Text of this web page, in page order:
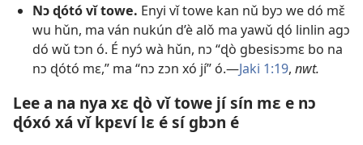
Nɔ ɖótó vǐ towe. Enyi vǐ towe kan nǔ byɔ we dó mɛ̌
wu hǔn, ma ván nukún d’è alǒ ma yawǔ ɖó linlin agɔ
dó wǔ tɔn ó. É nyɔ́ wà hǔn, nɔ “ɖò gbesisɔmɛ bo na
nɔ ɖótó mɛ,” ma “nɔ zɔn xó jí” ó.—Jaki 1:19, nwt.
Lee a na nya xɛ ɖò vǐ towe jí sín mɛ e nɔ
ɖóxó xá vǐ kpɛví lɛ é sí gbɔn é